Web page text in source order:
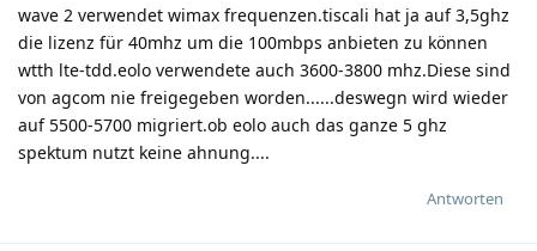
wave 2 verwendet wimax frequenzen.tiscali hat ja auf 3,5ghz
die lizenz für 40mhz um die 100mbps anbieten zu können
wtth lte-tdd.eolo verwendete auch 3600-3800 mhz.Diese sind
von agcom nie freigegeben worden......deswegn wird wieder
auf 5500-5700 migriert.ob eolo auch das ganze 5 ghz
spektum nutzt keine ahnung....
Antworten